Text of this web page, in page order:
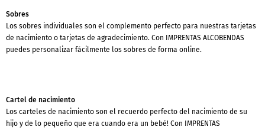
Sobres
Los sobres individuales son el complemento perfecto para nuestras tarjetas
de nacimiento o tarjetas de agradecimiento. Con IMPRENTAS ALCOBENDAS
puedes personalizar fácilmente los sobres de forma online.
Cartel de nacimiento
Los carteles de nacimiento son el recuerdo perfecto del nacimiento de su
hijo y de lo pequeño que era cuando era un bebé! Con IMPRENTAS